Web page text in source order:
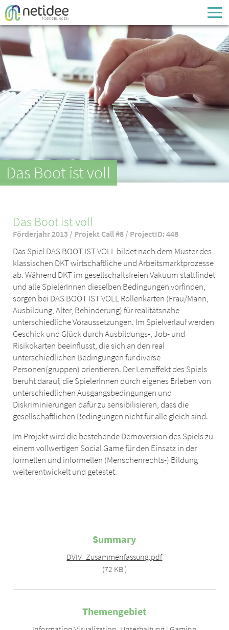
Enter your username or email address
Passwort
Passwort vergessen
Das Boot ist voll
Das Boot ist voll
Förderjahr 2013 / Projekt Call #8 / ProjectID: 448
Das Spiel DAS BOOT IST VOLL bildet nach dem Muster des
klassischen DKT wirtschaftliche und Arbeitsmarktprozesse
ab. Während DKT im gesellschaftsfreien Vakuum stattfindet
und alle SpielerInnen dieselben Bedingungen vorfinden,
sorgen bei DAS BOOT IST VOLL Rollenkarten (Frau/Mann,
Ausbildung, Alter, Behinderung) für realitätsnahe
unterschiedliche Voraussetzungen. Im Spielverlauf werden
Geschick und Glück durch Ausbildungs-, Job- und
Risikokarten beeinflusst, die sich an den real
unterschiedlichen Bedingungen für diverse
Personen(gruppen) orientieren. Der Lerneffekt des Spiels
beruht darauf, die SpielerInnen durch eigenes Erleben von
unterschiedlichen Ausgangsbedingungen und
Diskriminierungen dafür zu sensibilisieren, dass die
gesellschaftlichen Bedingungen nicht für alle gleich sind.
Im Projekt wird die bestehende Demoversion des Spiels zu
einem vollwertigen Social Game für den Einsatz in der
formellen und informellen (Menschenrechts-) Bildung
weiterentwickelt und getestet.
Summary
DVIV_Zusammenfassung.pdf
(72 KB )
Themengebiet